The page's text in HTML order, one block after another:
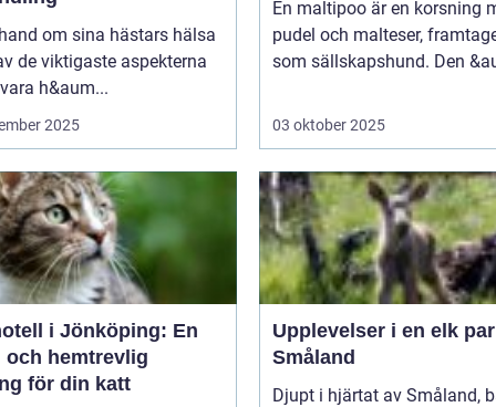
om sina hästars hälsa
de viktigaste aspekterna
h&aum...
2025
En maltipoo är en korsning
pudel och malteser,
som sällskapshund. Den
03 oktober 2025
i Jönköping: En
och hemtrevlig
för din katt
Upplevelser i en elk
Småland
Djupt i hjärtat av Småland,